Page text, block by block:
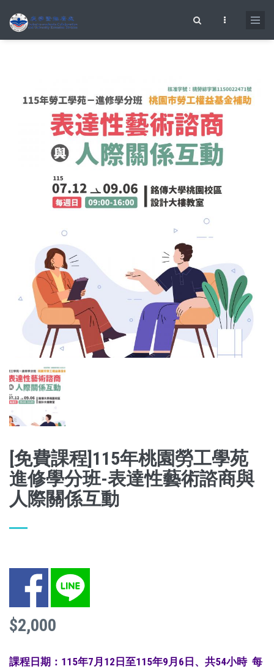
[免費課程]115年桃園勞工學苑
進修學分班-表達性藝術諮商與
人際關係互動
Facebook LINE
$2,000
課程日期：115年7月12日至115年9月6日、共54小時 每